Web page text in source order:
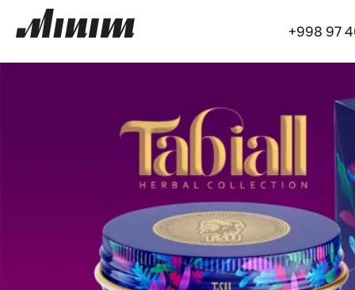
+998 97